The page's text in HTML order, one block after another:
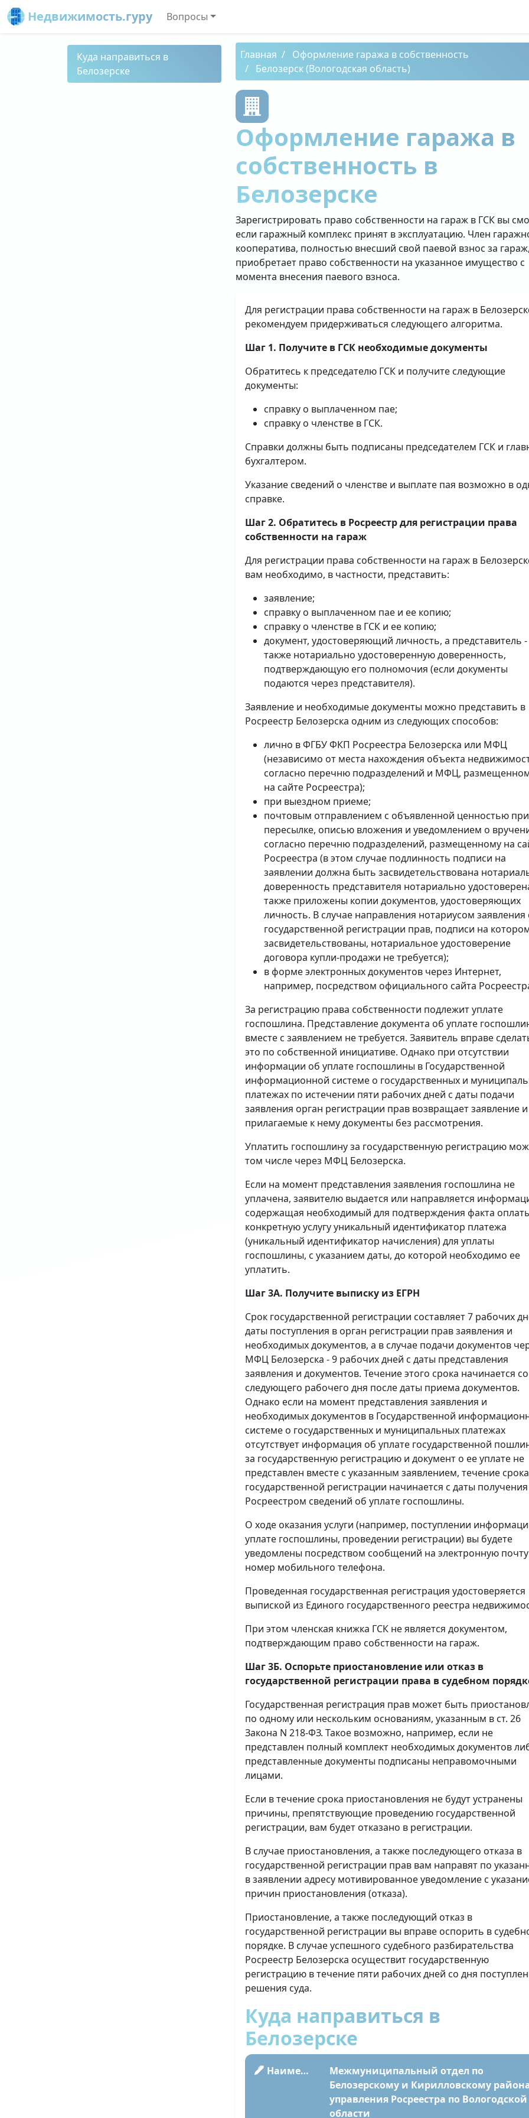
Недвижимость.гуру Вопросы
Куда направиться в
Белозерске
Главная
Оформление гаража в собственность
Белозерск (Вологодская область)
Оформление гаража в
собственность в
Белозерске
Зарегистрировать право собственности на гараж в ГСК вы
если гаражный комплекс принят в эксплуатацию. Член
кооператива, полностью внесший свой паевой взнос за гараж,
приобретает право собственности на указанное имущество с
момента внесения паевого взноса.
Для регистрации права собственности на гараж в
рекомендуем придерживаться следующего алгоритма.
Шаг 1. Получите в ГСК необходимые документы
Обратитесь к председателю ГСК и получите следующие
документы:
справку о выплаченном пае;
справку о членстве в ГСК.
Справки должны быть подписаны председателем ГСК и
бухгалтером.
Указание сведений о членстве и выплате пая возможно в
справке.
Шаг 2. Обратитесь в Росреестр для регистрации права
собственности на гараж
Для регистрации права собственности на гараж в
вам необходимо, в частности, представить:
заявление;
справку о выплаченном пае и ее копию;
справку о членстве в ГСК и ее копию;
документ, удостоверяющий личность, а представитель -
также нотариально удостоверенную доверенность,
подтверждающую его полномочия (если документы
подаются через представителя).
Заявление и необходимые документы можно представить в
Росреестр Белозерска одним из следующих способов:
лично в ФГБУ ФКП Росреестра Белозерска или МФЦ
(независимо от места нахождения объекта
согласно перечню подразделений и МФЦ,
на сайте Росреестра);
при выездном приеме;
почтовым отправлением с объявленной ценностью при
пересылке, описью вложения и уведомлением о
согласно перечню подразделений, размещенному на
Росреестра (в этом случае подлинность подписи на
заявлении должна быть засвидетельствована
доверенность представителя нотариально
также приложены копии документов, удостоверяющих
личность. В случае направления нотариусом заявления
государственной регистрации прав, подписи на
засвидетельствованы, нотариальное удостоверение
договора купли-продажи не требуется);
в форме электронных документов через Интернет,
например, посредством официального сайта
За регистрацию права собственности подлежит уплате
госпошлина. Представление документа об уплате
вместе с заявлением не требуется. Заявитель вправе
это по собственной инициативе. Однако при отсутствии
информации об уплате госпошлины в Государственной
информационной системе о государственных и
платежах по истечении пяти рабочих дней с даты подачи
заявления орган регистрации прав возвращает заявление и
прилагаемые к нему документы без рассмотрения.
Уплатить госпошлину за государственную регистрацию
том числе через МФЦ Белозерска.
Если на момент представления заявления госпошлина не
уплачена, заявителю выдается или направляется
содержащая необходимый для подтверждения факта
конкретную услугу уникальный идентификатор платежа
(уникальный идентификатор начисления) для уплаты
госпошлины, с указанием даты, до которой необходимо ее
уплатить.
Шаг 3А. Получите выписку из ЕГРН
Срок государственной регистрации составляет 7 рабочих
даты поступления в орган регистрации прав заявления и
необходимых документов, а в случае подачи документов
МФЦ Белозерска - 9 рабочих дней с даты представления
заявления и документов. Течение этого срока начинается со
следующего рабочего дня после даты приема документов.
Однако если на момент представления заявления и
необходимых документов в Государственной
системе о государственных и муниципальных платежах
отсутствует информация об уплате государственной
за государственную регистрацию и документ о ее уплате не
представлен вместе с указанным заявлением, течение срока
государственной регистрации начинается с даты получения
Росреестром сведений об уплате госпошлины.
О ходе оказания услуги (например, поступлении
уплате госпошлины, проведении регистрации) вы будете
уведомлены посредством сообщений на электронную
номер мобильного телефона.
Проведенная государственная регистрация удостоверяется
выпиской из Единого государственного реестра
При этом членская книжка ГСК не является документом,
подтверждающим право собственности на гараж.
Шаг 3Б. Оспорьте приостановление или отказ в
государственной регистрации права в судебном
Государственная регистрация прав может быть
по одному или нескольким основаниям, указанным в ст. 26
Закона N 218-ФЗ. Такое возможно, например, если не
представлен полный комплект необходимых документов
представленные документы подписаны неправомочными
лицами.
Если в течение срока приостановления не будут устранены
причины, препятствующие проведению государственной
регистрации, вам будет отказано в регистрации.
В случае приостановления, а также последующего отказа в
государственной регистрации прав вам направят по
в заявлении адресу мотивированное уведомление с
причин приостановления (отказа).
Приостановление, а также последующий отказ в
государственной регистрации вы вправе оспорить в
порядке. В случае успешного судебного разбирательства
Росреестр Белозерска осуществит государственную
регистрацию в течение пяти рабочих дней со дня
решения суда.
Куда направиться в
Белозерске
Наименование
Межмуниципальный отдел по
Белозерскому и Кирилловскому
управления Росреестра по Вологодской
области